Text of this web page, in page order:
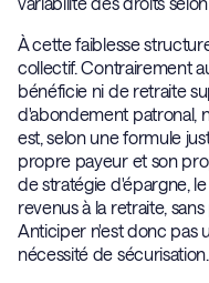
À cette faiblesse
collectif. Contrairement
bénéficie ni de retraite
d'abondement patronal,
est, selon une formule
propre payeur et son
de stratégie d'épargne,
revenus à la retraite,
Anticiper n'est donc pas
nécessité de sécurisation.